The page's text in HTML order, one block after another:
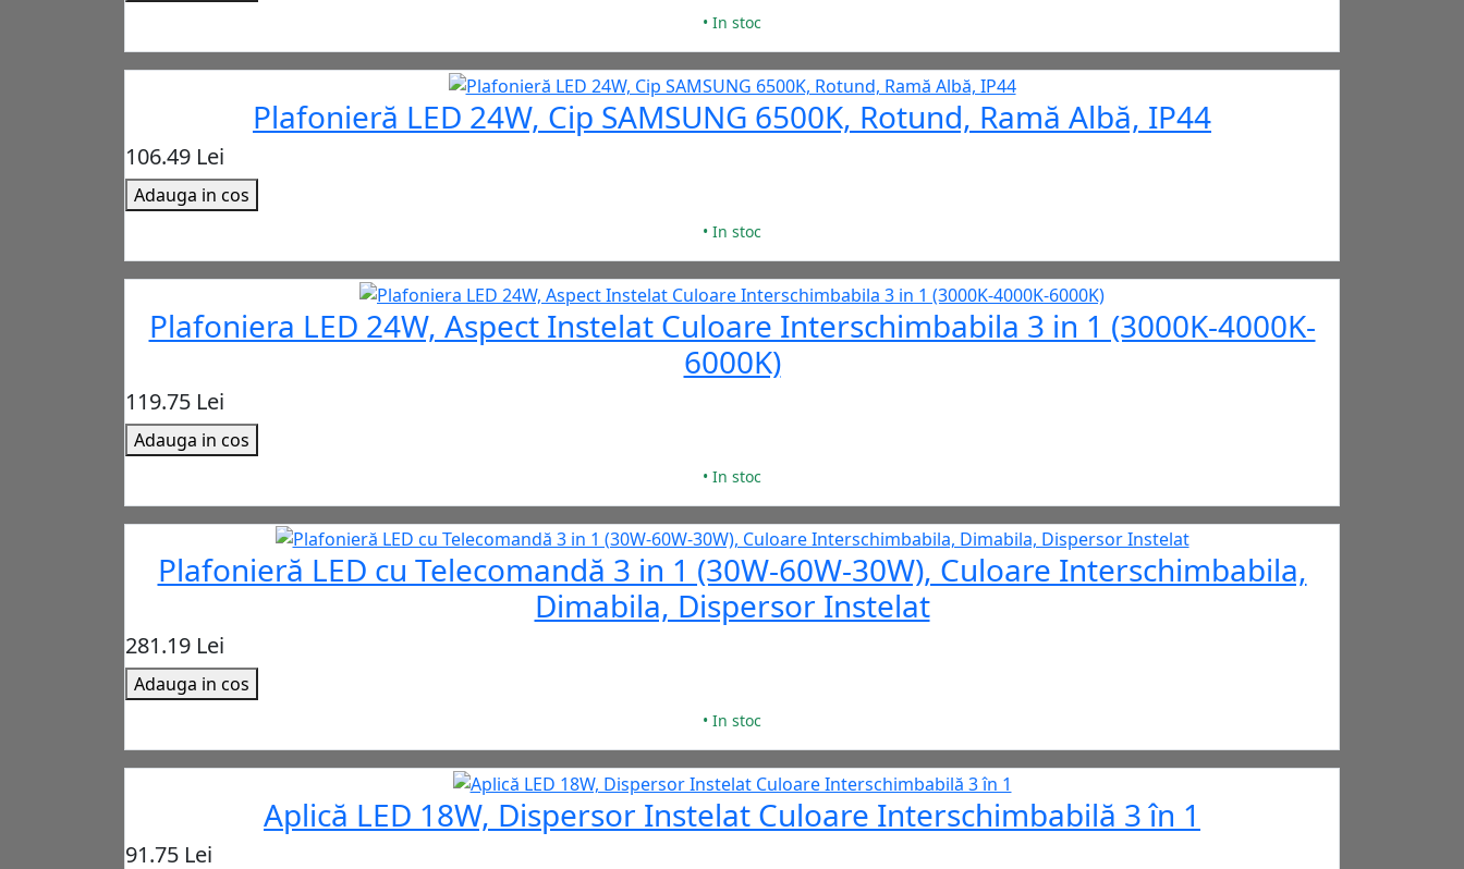
• In stoc
Plafonieră LED 24W, Cip SAMSUNG 6500K, Rotund, Ramă Albă, IP44
106.49 Lei
Adauga in cos
• In stoc
Plafoniera LED 24W, Aspect Instelat Culoare Interschimbabila 3 in 1 (3000K-4000K-
6000K)
119.75 Lei
Adauga in cos
• In stoc
Plafonieră LED cu Telecomandă 3 in 1 (30W-60W-30W), Culoare Interschimbabila,
Dimabila, Dispersor Instelat
281.19 Lei
Adauga in cos
• In stoc
Aplică LED 18W, Dispersor Instelat Culoare Interschimbabilă 3 în 1
91.75 Lei